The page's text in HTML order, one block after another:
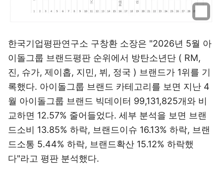
한국기업평판연구소 구창환 소장은 "2026년 5월 아
이돌그룹 브랜드평판 순위에서 방탄소년단 ( RM,
진, 슈가, 제이홉, 지민, 뷔, 정국 ) 브랜드가 1위를 기
록했다. 아이돌그룹 브랜드 카테고리를 보면 지난 4
월 아이돌그룹 브랜드 빅데이터 99,131,825개와 비
교하면 12.57% 줄어들었다. 세부 분석을 보면 브랜
드소비 13.85% 하락, 브랜드이슈 16.13% 하락, 브랜
드소통 5.44% 하락, 브랜드확산 15.12% 하락했
다"라고 평판 분석했다.